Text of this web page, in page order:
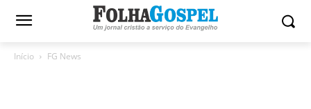
Início FG News